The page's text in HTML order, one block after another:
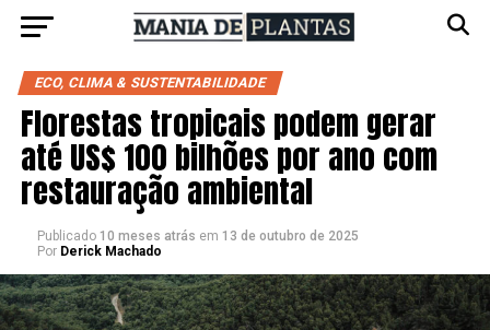
ECO, CLIMA & SUSTENTABILIDADE
Florestas tropicais podem gerar
até US$ 100 bilhões por ano com
restauração ambiental
Publicado 10 meses atrás em 13 de outubro de 2025
Por Derick Machado